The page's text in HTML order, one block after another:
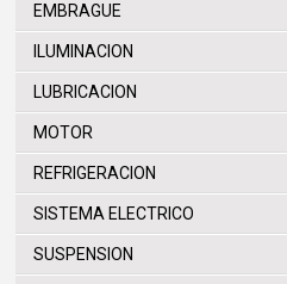
EMBRAGUE
ILUMINACION
LUBRICACION
MOTOR
REFRIGERACION
SISTEMA ELECTRICO
SUSPENSION